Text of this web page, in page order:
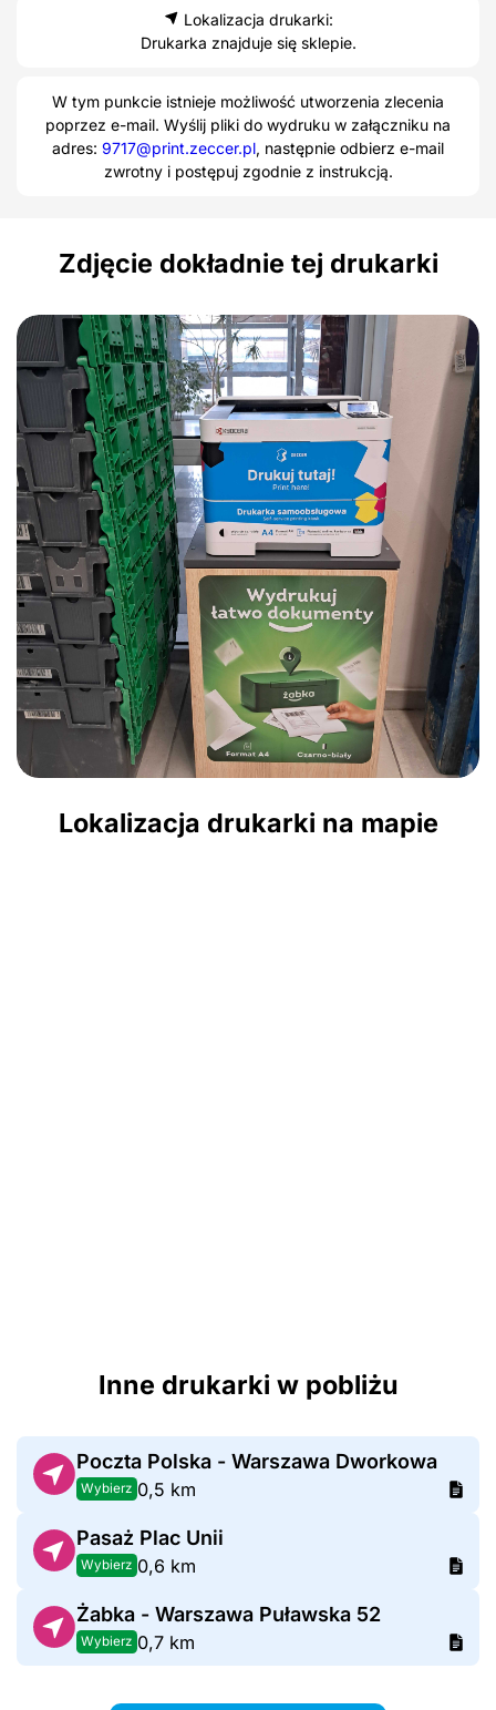
Lokalizacja drukarki:
Drukarka znajduje się sklepie.
W tym punkcie istnieje możliwość utworzenia zlecenia
poprzez e-mail. Wyślij pliki do wydruku w załączniku na
adres: 9717@print.zeccer.pl, następnie odbierz e-mail
zwrotny i postępuj zgodnie z instrukcją.
Zdjęcie dokładnie tej drukarki
Lokalizacja drukarki na mapie
Inne drukarki w pobliżu
Poczta Polska - Warszawa Dworkowa
Wybierz 0,5 km
Pasaż Plac Unii
Wybierz 0,6 km
Żabka - Warszawa Puławska 52
Wybierz 0,7 km